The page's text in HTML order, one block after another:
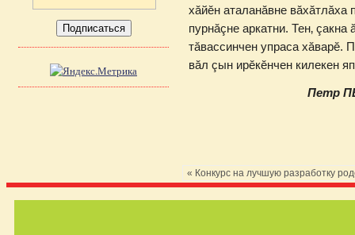
хăйĕн аталанăвне вăхăтлăха
пурнăçне аркатни. Тен‚
тăвассинчен упраса
вăл çын ирĕкĕнчен килекен
Петр
« Конкурс на лучшую разработку